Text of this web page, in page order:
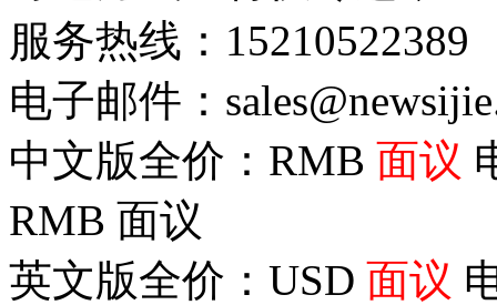
服务热线：15210522389
电子邮件：
中文版全价：RMB 面议
RMB 面议
英文版全价：USD 面议